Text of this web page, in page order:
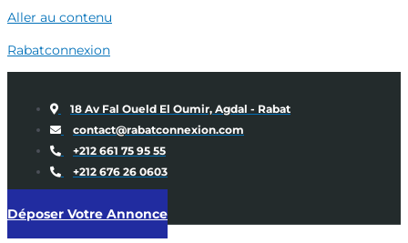
Aller au contenu
Rabatconnexion
18 Av Fal Oueld El Oumir, Agdal - Rabat
contact@rabatconnexion.com
+212 661 75 95 55
+212 676 26 0603
Déposer Votre Annonce